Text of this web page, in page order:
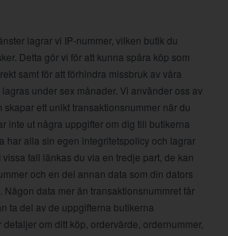
lagrar vi IP-nummer, vilken butik du
Detta gör vi för att kunna spåra köp som
samt för att förhindra missbruk av våra
under sex månader. Vi använder oss av
skapar ett unikt transaktionsnummer när du
inte ut några uppgifter om dig till butikerna
har alla sin egen integritetspolicy och lagrar
fall länkas du via en tredje part, de kan
och en del annan data som din dators
data mer än transaktionsnummret får
ta del av de uppgifterna butikerna
om ditt köp, ordervärde, ordernummer,